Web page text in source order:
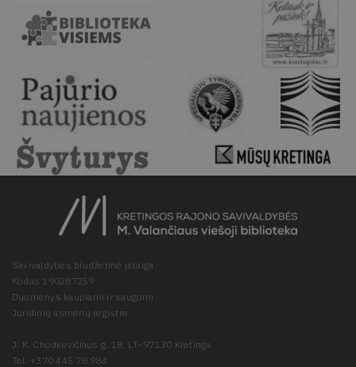
Savivaldybės biudžetinė įstaiga
Kodas 190287259
Duomenys kaupiami ir saugomi
Juridinių asmenų registre
J. K. Chodkevičiaus g. 1B, LT–97130 Kretinga
Tel. +370 445 78 984